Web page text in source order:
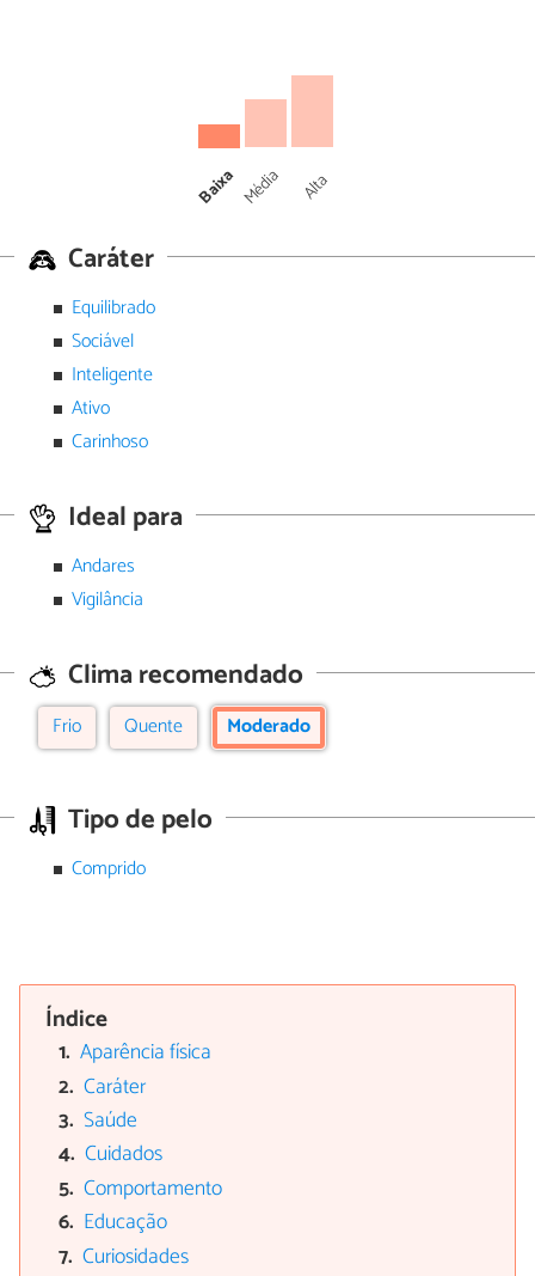
Baixa Média Alta
Caráter
Equilibrado
Sociável
Inteligente
Ativo
Carinhoso
Ideal para
Andares
Vigilância
Clima recomendado
Frio Quente Moderado
Tipo de pelo
Comprido
Índice
Aparência física
Caráter
Saúde
Cuidados
Comportamento
Educação
Curiosidades